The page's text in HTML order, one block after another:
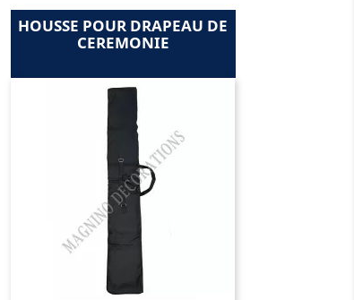
HOUSSE POUR DRAPEAU DE
CEREMONIE